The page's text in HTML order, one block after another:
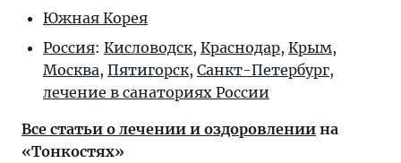
Южная Корея
Россия: Кисловодск, Краснодар, Крым,
Москва, Пятигорск, Санкт-Петербург,
лечение в санаториях России
Все статьи о лечении и оздоровлении на
«Тонкостях»